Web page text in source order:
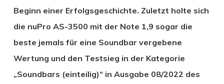
Beginn einer Erfolgsgeschichte. Zuletzt holte sich
die nuPro AS-3500 mit der Note 1,9 sogar die
beste jemals für eine Soundbar vergebene
Wertung und den Testsieg in der Kategorie
„Soundbars (einteilig)“ in Ausgabe 08/2022 des